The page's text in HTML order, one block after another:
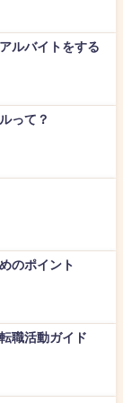
ルバイトをする
って？
のポイント
職活動ガイド